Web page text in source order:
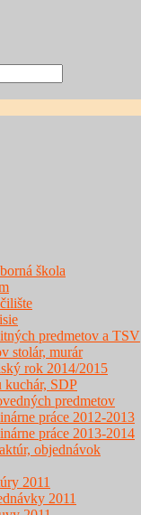
škola
predmetov a TSV
stolár, murár
rok 2014/2015
kuchár, SDP
predmetov
práce 2012-2013
práce 2013-2014
objednávok
2011
2011